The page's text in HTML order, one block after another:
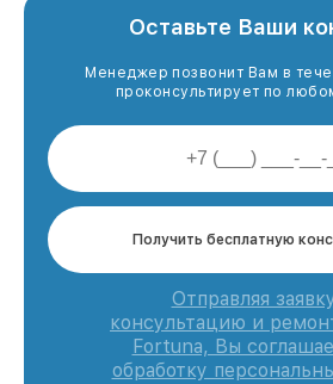
Оставьте Ваши
Менеджер позвонит Вам в
проконсультирует по
Получить бесплатную
Отправляя
консультацию и
Fortuna, Вы
обработку